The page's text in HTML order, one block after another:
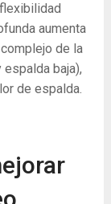
aumenta
de la
baja),
de espalda.